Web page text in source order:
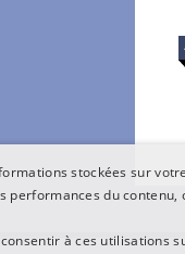
stockées sur
du
à ces utilisations